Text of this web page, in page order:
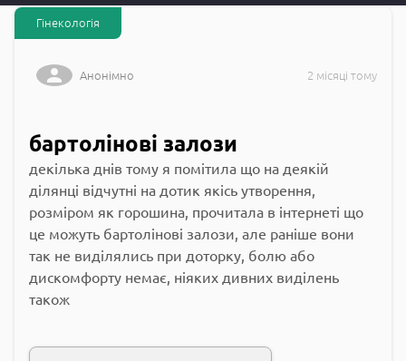
Гінекологія
Анонімно 2 місяці тому
бартолінові залози
декілька днів тому я помітила що на деякій
ділянці відчутні на дотик якісь утворення,
розміром як горошина, прочитала в інтернеті що
це можуть бартолінові залози, але раніше вони
так не виділялись при доторку, болю або
дискомфорту немає, ніяких дивних виділень
також